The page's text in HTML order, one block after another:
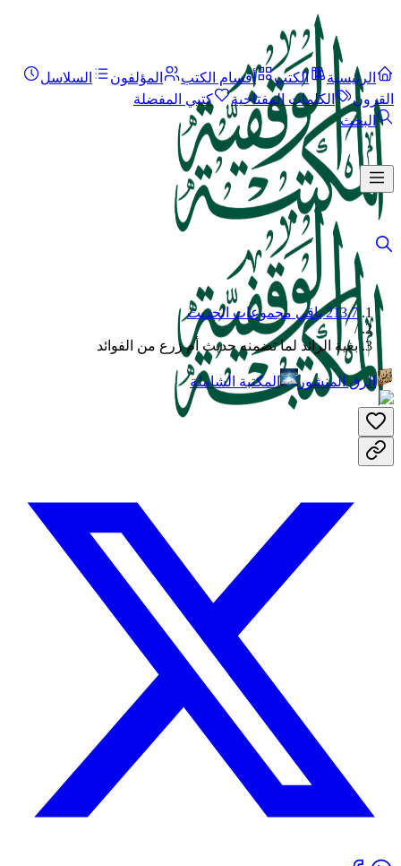
الرئيسية الكتب أقسام الكتب المؤلفون
السلاسل
القرون
الكلمات المفتاحية
كتبي المفضلة
البحث
213.7 باقي مجموعات الحديث
/
بغية الرائد لما تضمنه حديث أم زرع من الفوائد
الرق المنشور المكتبة الشاملة